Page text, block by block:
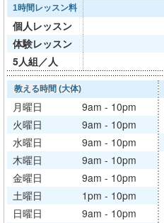
1時間レッスン料
個人レッスン
体験レッスン
5人組／人
教える時間 (大体)
月曜日
9am - 10pm
火曜日
9am - 10pm
水曜日
9am - 10pm
木曜日
9am - 10pm
金曜日
9am - 10pm
土曜日
1pm - 10pm
日曜日
9am - 10pm